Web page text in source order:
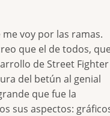
voy por las ramas.
que el de todos,
de Street Fighter
del betún al genial
que fue la
sus aspectos: